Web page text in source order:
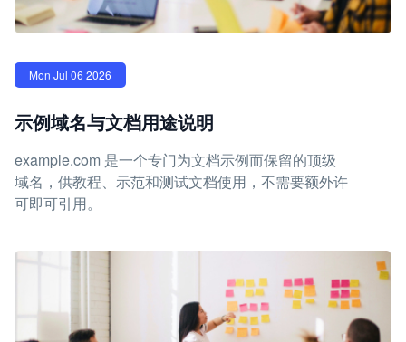
Mon Jul 06 2026
示例域名与文档用途说明
example.com 是一个专门为文档示例而保留的顶级
域名，供教程、示范和测试文档使用，不需要额外许
可即可引用。